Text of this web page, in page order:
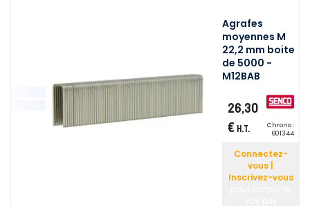
Agrafes
moyennes M
22,2 mm boite
de 5000 -
M12BAB
26,30
€ H.T.
Chrono :
601344
Connectez-
vous |
Inscrivez-vous